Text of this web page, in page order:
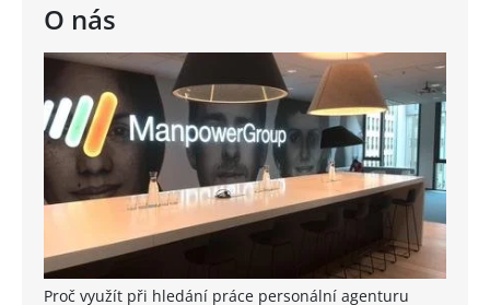
O nás
Proč využít při hledání práce personální agenturu